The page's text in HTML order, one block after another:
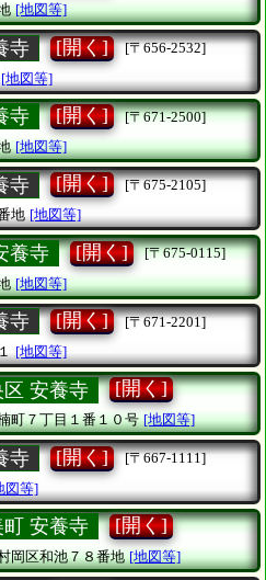
[地図等]
寺 [開く]
[〒656-2532]
[地図等]
寺 [開く]
[〒671-2500]
[地図等]
寺 [開く]
[〒675-2105]
地 [地図等]
養寺 [開く]
[〒675-0115]
[地図等]
寺 [開く]
[〒671-2201]
[地図等]
安養寺 [開く]
町７丁目１番１０号 [地図等]
寺 [開く]
[〒667-1111]
図等]
安養寺 [開く]
岡区和池７８番地 [地図等]